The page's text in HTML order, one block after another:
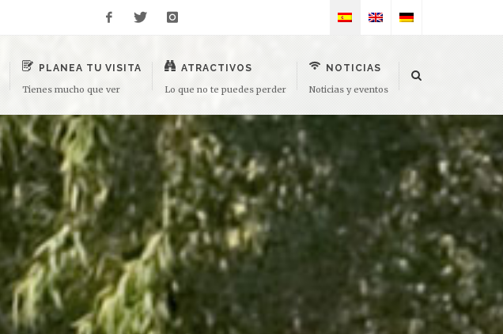
PLANEA TU VISITA
Tienes mucho que ver
ATRACTIVOS
Lo que no te puedes perder
NOTICIAS
Noticias y eventos